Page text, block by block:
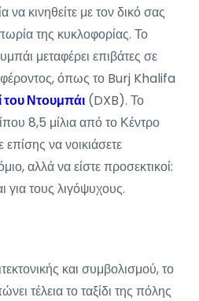
να κινηθείτε με τον δικό σας
της κυκλοφορίας. Το
μεταφέρει επιβάτες σε
όπως το Burj Khalifa
του Ντουμπάι (DXB). Το
8,5 μίλια από το Κέντρο
να νοικιάσετε
αλλά να είστε προσεκτικοί:
για τους λιγόψυχους.
και συμβολισμού, το
τέλεια το ταξίδι της πόλης